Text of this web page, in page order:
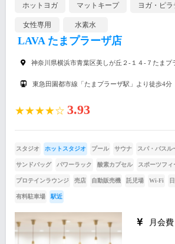
ホットヨガ マットキープ ヨガ・ピラ
女性専用 水素水
LAVA たまプラーザ店
神奈川県横浜市青葉区美しが丘２-１４-７たまプ
東急田園都市線「たまプラーザ駅」より徒歩4分
★★★★☆ 3.93
スタジオ ホットスタジオ プール サウナ スパ・バスル
サンドバッグ パワーラック 酸素カプセル スポーツフィ
プロテインラウンジ 売店 自動販売機 託児場 Wi-Fi
有料駐車場 駅近
月会